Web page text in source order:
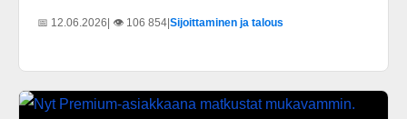
📅 12.06.2026| 👁️ 106 854|Sijoittaminen ja talous